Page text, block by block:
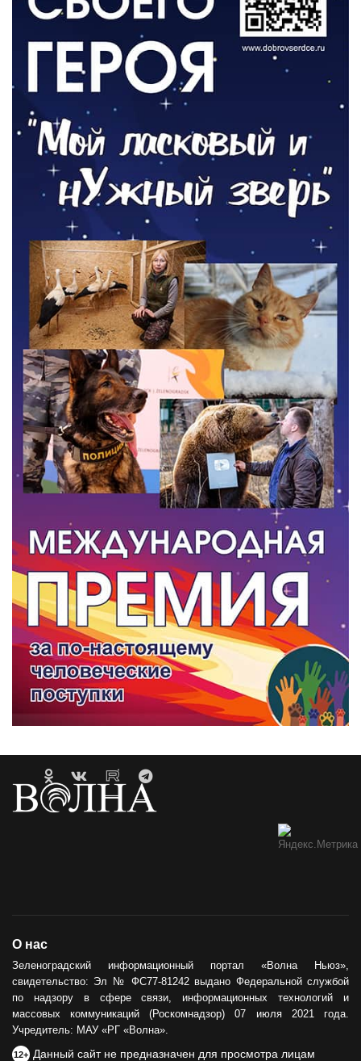
РАЗЪЯСНЯЕМ
Контракт с новой выплатой
05.08.2026
О нас
Зеленоградский информационный портал «Волна Ньюз»,
свидетельство: Эл № ФС77-81242 выдано Федеральной службой
по надзору в сфере связи, информационных технологий и
массовых коммуникаций (Роскомнадзор) 07 июля 2021 года.
Учредитель: МАУ «РГ «Волна».
12+ Данный сайт не предназначен для просмотра лицам